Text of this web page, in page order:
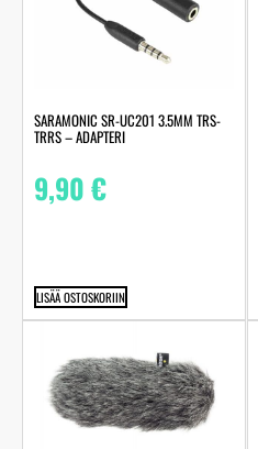
SARAMONIC SR-UC201 3.5MM TRS-
TRRS – ADAPTERI
9,90€
LISÄÄ OSTOSKORIIN